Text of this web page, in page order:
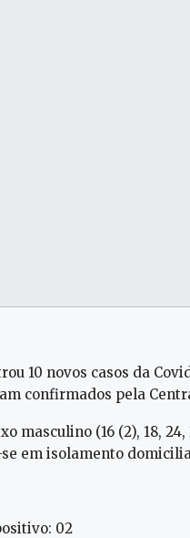
10 novos casos da
confirmados pela
masculino (16 (2), 18,
em isolamento
02